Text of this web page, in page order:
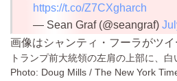
https://t.co/Z7CXgharch
— Sean Graf (@seangraf)
画像はシャンティ・フーラがツイ
トランプ前大統領の左肩の上部に、
Photo: Doug Mills / The New York